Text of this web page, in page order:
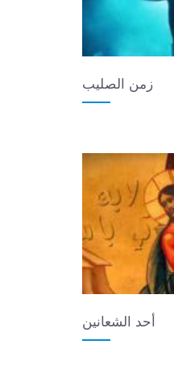
زمن الصليب
أحد الشعانين